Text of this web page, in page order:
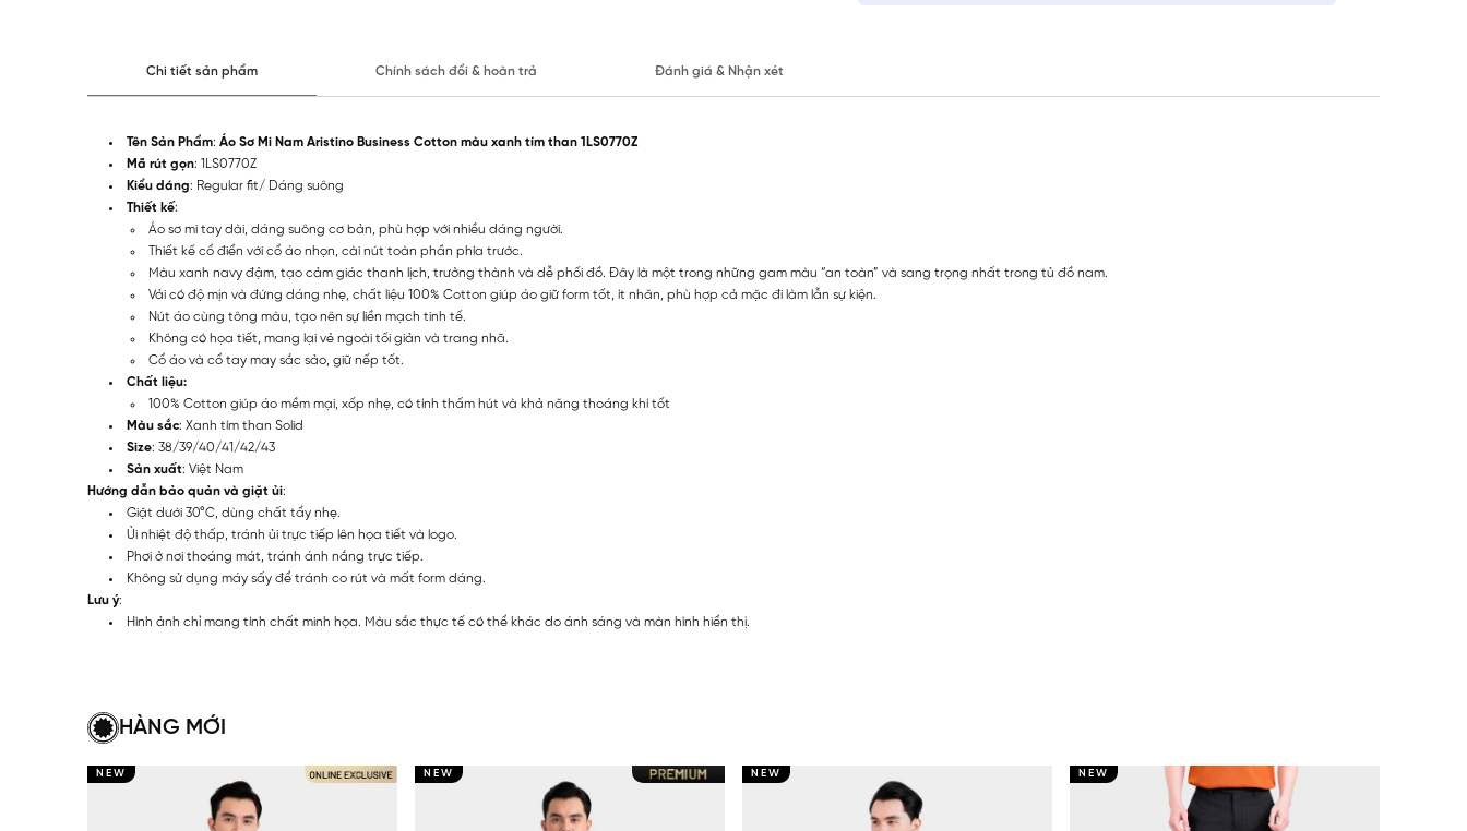
Chi tiết sản phẩm Chính sách đổi & hoàn trả Đánh giá & Nhận xét
Tên Sản Phẩm: Áo Sơ Mi Nam Aristino Business Cotton màu xanh tím than 1LS0770Z
Mã rút gọn: 1LS0770Z
Kiểu dáng: Regular fit/ Dáng suông
Thiết kế:
Áo sơ mi tay dài, dáng suông cơ bản, phù hợp với nhiều dáng người.
Thiết kế cổ điển với cổ áo nhọn, cài nút toàn phần phía trước.
Màu xanh navy đậm, tạo cảm giác thanh lịch, trưởng thành và dễ phối đồ. Đây là một trong những gam màu “an toàn” và sang trọng nhất trong tủ đồ nam.
Vải có độ mịn và đứng dáng nhẹ, chất liệu 100% Cotton giúp áo giữ form tốt, ít nhăn, phù hợp cả mặc đi làm lẫn sự kiện.
Nút áo cùng tông màu, tạo nên sự liền mạch tinh tế.
Không có họa tiết, mang lại vẻ ngoài tối giản và trang nhã.
Cổ áo và cổ tay may sắc sảo, giữ nếp tốt.
Chất liệu:
100% Cotton giúp áo mềm mại, xốp nhẹ, có tính thấm hút và khả năng thoáng khí tốt
Màu sắc: Xanh tím than Solid
Size: 38/39/40/41/42/43
Sản xuất: Việt Nam
Hướng dẫn bảo quản và giặt ủi:
Giặt dưới 30°C, dùng chất tẩy nhẹ.
Ủi nhiệt độ thấp, tránh ủi trực tiếp lên họa tiết và logo.
Phơi ở nơi thoáng mát, tránh ánh nắng trực tiếp.
Không sử dụng máy sấy để tránh co rút và mất form dáng.
Lưu ý:
Hình ảnh chỉ mang tính chất minh họa. Màu sắc thực tế có thể khác do ánh sáng và màn hình hiển thị.
HÀNG MỚI
NEW NEW NEW NEW